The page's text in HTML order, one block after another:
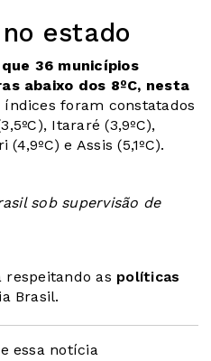
estado
36 municípios
abaixo dos 8ºC, nesta
índices foram constatados
Itararé (3,9ºC),
e Assis (5,1ºC).
sob supervisão de
as políticas
Brasil.
essa notícia